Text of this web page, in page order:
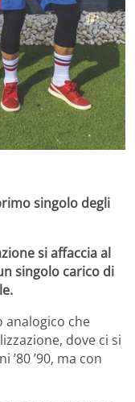
singolo degli
si affaccia al
singolo carico di
analogico che
dove ci si
’80 ’90, ma con